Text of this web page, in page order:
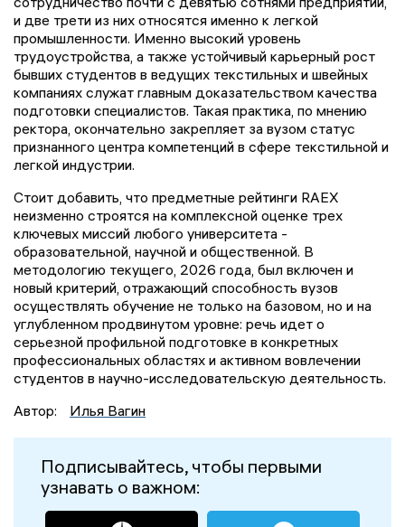
и две трети из них относятся именно к легкой
промышленности. Именно высокий уровень
трудоустройства, а также устойчивый карьерный рост
бывших студентов в ведущих текстильных и швейных
компаниях служат главным доказательством качества
подготовки специалистов. Такая практика, по мнению
ректора, окончательно закрепляет за вузом статус
признанного центра компетенций в сфере текстильной и
легкой индустрии.
Стоит добавить, что предметные рейтинги RAEX
неизменно строятся на комплексной оценке трех
ключевых миссий любого университета -
образовательной, научной и общественной. В
методологию текущего, 2026 года, был включен и
новый критерий, отражающий способность вузов
осуществлять обучение не только на базовом, но и на
углубленном продвинутом уровне: речь идет о
серьезной профильной подготовке в конкретных
профессиональных областях и активном вовлечении
студентов в научно-исследовательскую деятельность.
Автор:
Илья Вагин
Подписывайтесь, чтобы первыми
узнавать о важном: